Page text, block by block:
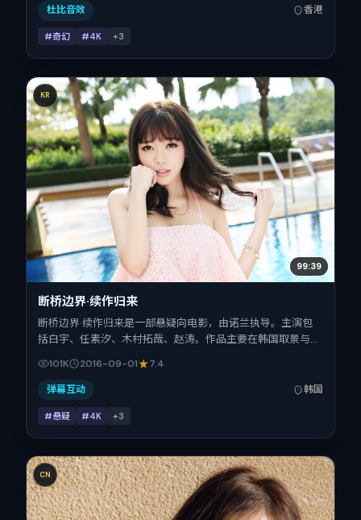
2017-05-21），全片169分钟，节奏张弛有度。
杜比音效 香港
#奇幻 #4K +3
KR
99:39
断桥边界·续作归来
断桥边界·续作归来是一部悬疑向电影，由诺兰执导。主演包
括白宇、任素汐、木村拓哉、赵涛。作品主要在韩国取景与发
正片时长136分钟。
101K 2016-09-01 7.4
弹幕互动 韩国
#悬疑 #4K +3
CN